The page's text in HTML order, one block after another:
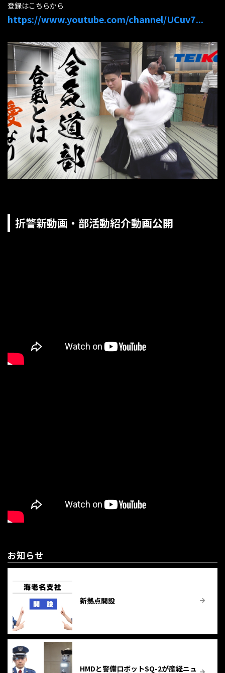
登録はこちらから
https://www.youtube.com/channel/UCuv7...
折警新動画・部活動紹介動画公開
お知らせ
新拠点開設
HMDと警備ロボットSQ-2が産経ニュ